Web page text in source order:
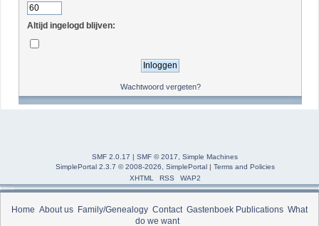
Altijd ingelogd blijven:
Wachtwoord vergeten?
SMF 2.0.17 | SMF © 2017
Simple Machines
SimplePortal 2.3.7 © 2008-2026, SimplePortal| Terms and Policies
XHTML
RSS WAP2
Home About us Family/Genealogy Contact Gastenboek Publications What
do we want